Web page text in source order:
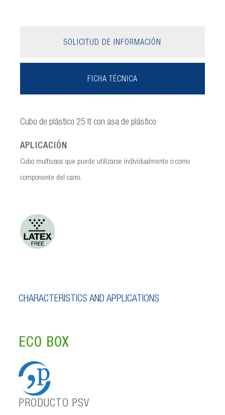
SOLICITUD DE INFORMACIÓN
FICHA TÉCNICA
Cubo de plástico 25 lt con asa de plástico
APLICACIÓN
Cubo multiusos que puede utilizarse individualmente o como
componente del carro.
CHARACTERISTICS AND APPLICATIONS
ECO BOX
PRODUCTO PSV